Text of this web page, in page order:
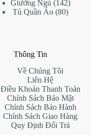
product
Giường Ngủ 142142
products
Tủ Quần Áo 8080
Thông Tin
Về Chúng Tôi
Liên Hệ
Điều Khoản Thanh Toán
Chính Sách Bảo Mật
Chính Sách Bảo Hành
Chính Sách Giao Hàng
Quy Định Đổi Trả